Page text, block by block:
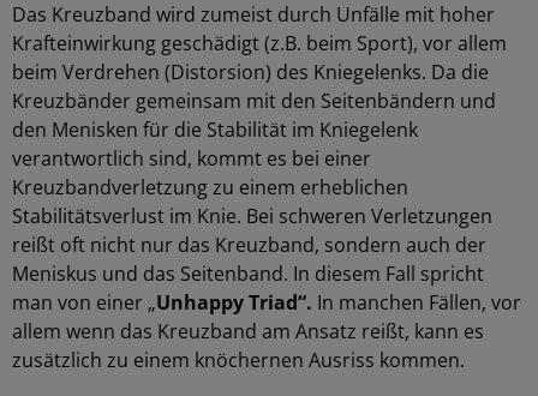
Das Kreuzband wird zumeist durch Unfälle mit hoher
Krafteinwirkung geschädigt (z.B. beim Sport), vor allem
beim Verdrehen (Distorsion) des Kniegelenks. Da die
Kreuzbänder gemeinsam mit den Seitenbändern und
den Menisken für die Stabilität im Kniegelenk
verantwortlich sind, kommt es bei einer
Kreuzbandverletzung zu einem erheblichen
Stabilitätsverlust im Knie. Bei schweren Verletzungen
reißt oft nicht nur das Kreuzband, sondern auch der
Meniskus und das Seitenband. In diesem Fall spricht
man von einer „Unhappy Triad“. In manchen Fällen, vor
allem wenn das Kreuzband am Ansatz reißt, kann es
zusätzlich zu einem knöchernen Ausriss kommen.